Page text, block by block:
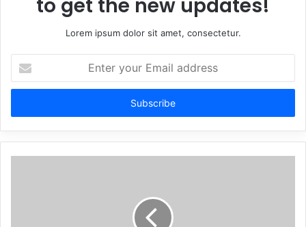
to get the new updates!
Lorem ipsum dolor sit amet, consectetur.
your
Email